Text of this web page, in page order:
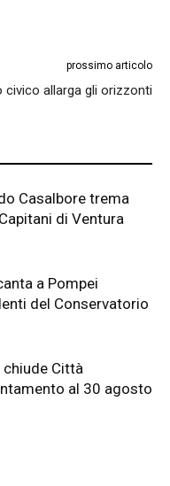
prossimo articolo
civico allarga gli orizzonti
Casalbore trema
di Ventura
a Pompei
del Conservatorio
Città
al 30 agosto